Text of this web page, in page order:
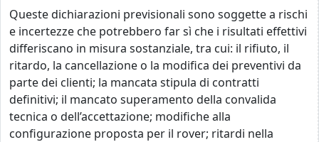
Queste dichiarazioni previsionali sono soggette a rischi
e incertezze che potrebbero far sì che i risultati effettivi
differiscano in misura sostanziale, tra cui: il rifiuto, il
ritardo, la cancellazione o la modifica dei preventivi da
parte dei clienti; la mancata stipula di contratti
definitivi; il mancato superamento della convalida
tecnica o dell’accettazione; modifiche alla
configurazione proposta per il rover; ritardi nella